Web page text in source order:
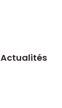
Actualités